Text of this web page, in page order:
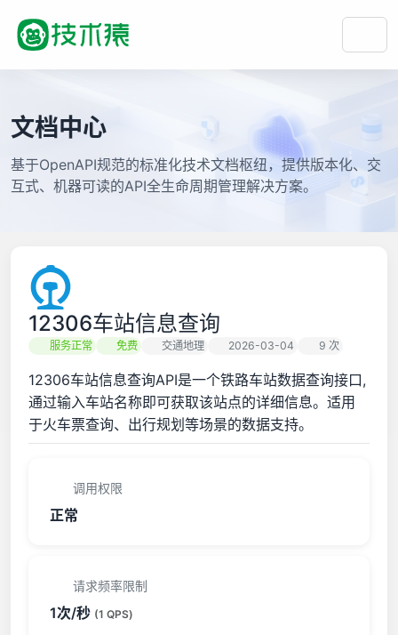
文档中心
基于OpenAPI规范的标准化技术文档枢纽，提供版本化、交
互式、机器可读的API全生命周期管理解决方案。
12306车站信息查询
服务正常 免费 交通地理 2026-03-04 9 次
12306车站信息查询API是一个铁路车站数据查询接口,
通过输入车站名称即可获取该站点的详细信息。适用
于火车票查询、出行规划等场景的数据支持。
调用权限
正常
请求频率限制
1次/秒 (1 QPS)